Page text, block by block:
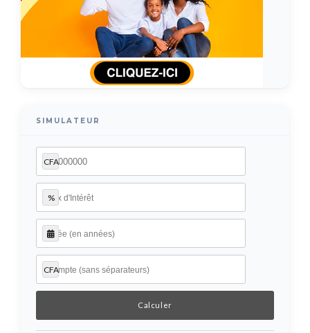
SIMULATEUR
CFA
%
CFA